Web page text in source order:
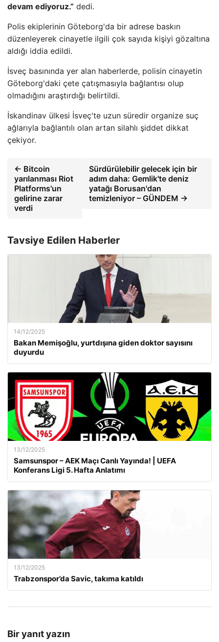
devam ediyoruz.” dedi.
Polis ekiplerinin Göteborg'da bir adrese baskın
düzenleyerek cinayetle ilgili çok sayıda kişiyi gözaltına
aldığı iddia edildi.
İsveç basınında yer alan haberlerde, polisin cinayetin
Göteborg'daki çete çatışmasıyla bağlantısı olup
olmadığını araştırdığı belirtildi.
İskandinav ülkesi İsveç'te uzun süredir organize suç
ağlarıyla bağlantılı olan artan silahlı şiddet dikkat
çekiyor.
← Bitcoin
yarılanması Riot
Platforms'un
gelirine zarar
verdi
Sürdürülebilir gelecek için bir
adım daha: Gemlik'te deniz
yatağı Borusan'dan
temizleniyor – GÜNDEM →
Tavsiye Edilen Haberler
14/12/2025
Bakan Memişoğlu, yurtdışına giden doktor sayısını
duyurdu
13/12/2025
Samsunspor – AEK Maçı Canlı Yayında! | UEFA
Konferans Ligi 5. Hafta Anlatımı
13/12/2025
Trabzonspor’da Savic, takıma katıldı
Bir yanıt yazın